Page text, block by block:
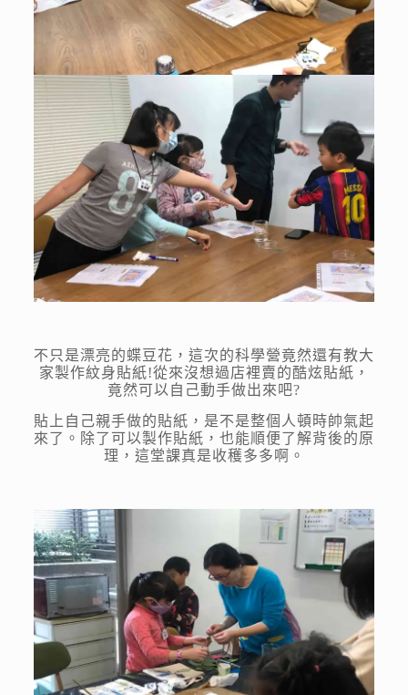
不只是漂亮的蝶豆花，這次的科學營竟然還有教大
家製作紋身貼紙!從來沒想過店裡賣的酷炫貼紙，
竟然可以自己動手做出來吧?
貼上自己親手做的貼紙，是不是整個人頓時帥氣起
來了。除了可以製作貼紙，也能順便了解背後的原
理，這堂課真是收穫多多啊。